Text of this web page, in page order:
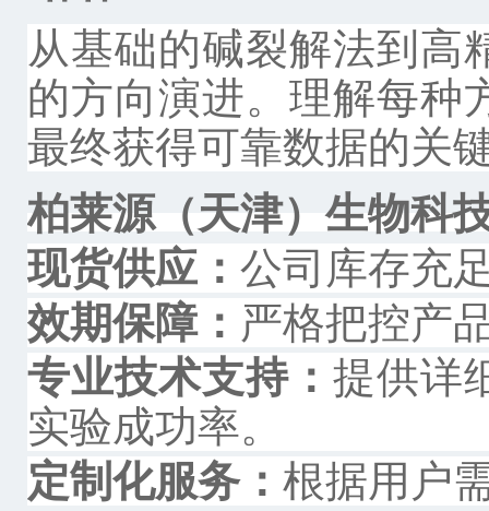
从基础的碱裂解法到高
的方向演进。理解每种
最终获得可靠数据的关
柏莱源（天津）生物科
现货供应： 公司库存充
效期保障： 严格把控产
专业技术支持：提供详
实验成功率。
定制化服务： 根据用户